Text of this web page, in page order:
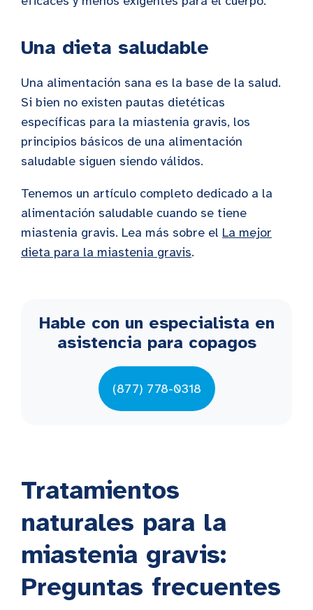
Una dieta saludable
Una alimentación sana es la base de la salud.
Si bien no existen pautas dietéticas
específicas para la miastenia gravis, los
principios básicos de una alimentación
saludable siguen siendo válidos.
Tenemos un artículo completo dedicado a la
alimentación saludable cuando se tiene
miastenia gravis. Lea más sobre el La mejor
dieta para la miastenia gravis.
Hable con un especialista en
asistencia para copagos
(877) 778-0318
Tratamientos
naturales para la
miastenia gravis:
Preguntas frecuentes